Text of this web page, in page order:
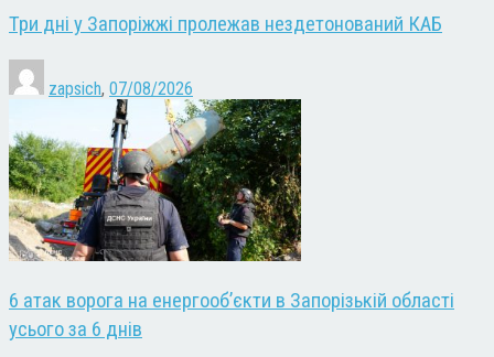
Три дні у Запоріжжі пролежав нездетонований КАБ
zapsich, 07/08/2026
6 атак ворога на енергооб’єкти в Запорізькій області
усього за 6 днів